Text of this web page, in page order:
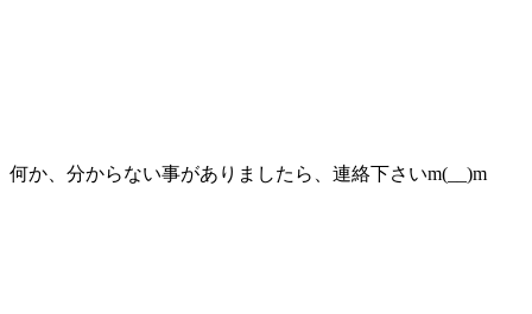
何か、分からない事がありましたら、連絡下さいm(__)m